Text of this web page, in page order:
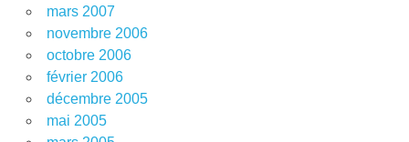
mars 2007
novembre 2006
octobre 2006
février 2006
décembre 2005
mai 2005